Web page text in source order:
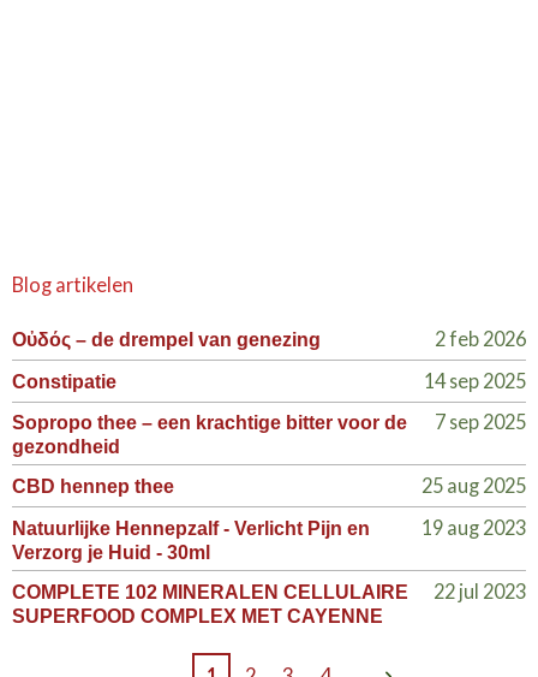
Blog artikelen
Οὐδός – de drempel van genezing 2 feb 2026
Constipatie 14 sep 2025
Sopropo thee – een krachtige bitter voor de
gezondheid
7 sep 2025
CBD hennep thee 25 aug 2025
Natuurlijke Hennepzalf - Verlicht Pijn en
Verzorg je Huid - 30ml
19 aug 2023
COMPLETE 102 MINERALEN CELLULAIRE
SUPERFOOD COMPLEX MET CAYENNE
22 jul 2023